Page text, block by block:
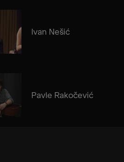
Ivan Nešić
Pavle Rakočević